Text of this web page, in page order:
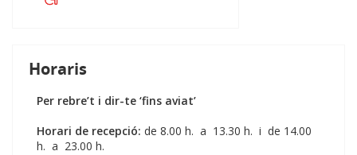
Horaris
Per rebre’t i dir-te ‘fins aviat’
Horari de recepció: de 8.00 h. a 13.30 h. i de 14.00
h. a 23.00 h.